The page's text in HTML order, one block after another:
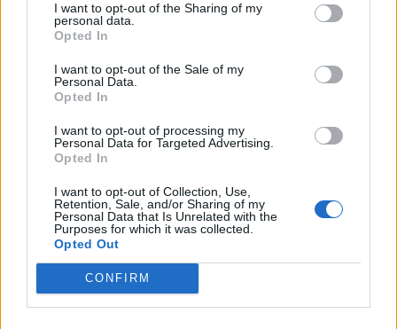
I want to opt-out of the Sharing of my
personal data.
Opted In
I want to opt-out of the Sale of my
Personal Data.
Opted In
I want to opt-out of processing my
Personal Data for Targeted Advertising.
Opted In
I want to opt-out of Collection, Use,
Retention, Sale, and/or Sharing of my
Personal Data that Is Unrelated with the
Purposes for which it was collected.
Opted Out
CONFIRM
Alimentarse balanceadamente. Evitar el
consumo de alimentos y bebidas altamente
procesados.
Hacer ejercicios regularmente.
Evitar el consumo de alcohol y sustancias
estupefacientes.
Desplazarse en la medida de lo posible a pie o
en bicicleta.
Mantener hábitos personales de higiene y
limpieza diarios.
Apagar las luces que no se estén utilizando en